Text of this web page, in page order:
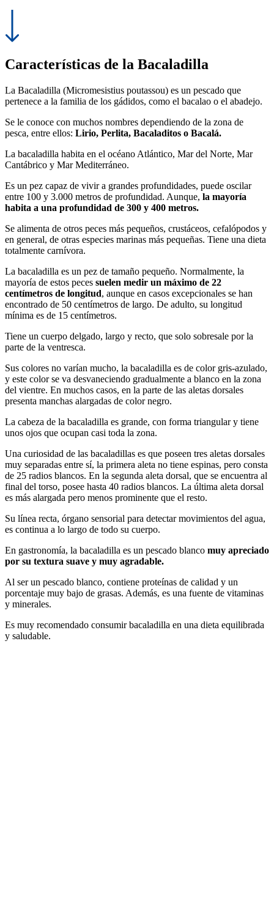
Características de la Bacaladilla
La Bacaladilla (Micromesistius poutassou) es un pescado que
pertenece a la familia de los gádidos, como el bacalao o el abadejo.
Se le conoce con muchos nombres dependiendo de la zona de
pesca, entre ellos: Lirio, Perlita, Bacaladitos o Bacalá.
La bacaladilla habita en el océano Atlántico, Mar del Norte, Mar
Cantábrico y Mar Mediterráneo.
Es un pez capaz de vivir a grandes profundidades, puede oscilar
entre 100 y 3.000 metros de profundidad. Aunque, la mayoría
habita a una profundidad de 300 y 400 metros.
Se alimenta de otros peces más pequeños, crustáceos, cefalópodos y
en general, de otras especies marinas más pequeñas. Tiene una dieta
totalmente carnívora.
La bacaladilla es un pez de tamaño pequeño. Normalmente, la
mayoría de estos peces suelen medir un máximo de 22
centímetros de longitud, aunque en casos excepcionales se han
encontrado de 50 centímetros de largo. De adulto, su longitud
mínima es de 15 centímetros.
Tiene un cuerpo delgado, largo y recto, que solo sobresale por la
parte de la ventresca.
Sus colores no varían mucho, la bacaladilla es de color gris-azulado,
y este color se va desvaneciendo gradualmente a blanco en la zona
del vientre. En muchos casos, en la parte de las aletas dorsales
presenta manchas alargadas de color negro.
La cabeza de la bacaladilla es grande, con forma triangular y tiene
unos ojos que ocupan casi toda la zona.
Una curiosidad de las bacaladillas es que poseen tres aletas dorsales
muy separadas entre sí, la primera aleta no tiene espinas, pero consta
de 25 radios blancos. En la segunda aleta dorsal, que se encuentra al
final del torso, posee hasta 40 radios blancos. La última aleta dorsal
es más alargada pero menos prominente que el resto.
Su línea recta, órgano sensorial para detectar movimientos del agua,
es continua a lo largo de todo su cuerpo.
En gastronomía, la bacaladilla es un pescado blanco muy apreciado
por su textura suave y muy agradable.
Al ser un pescado blanco, contiene proteínas de calidad y un
porcentaje muy bajo de grasas. Además, es una fuente de vitaminas
y minerales.
Es muy recomendado consumir bacaladilla en una dieta equilibrada
y saludable.